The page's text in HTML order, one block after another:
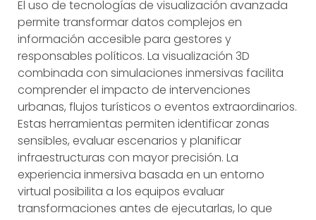
El uso de tecnologías de visualización avanzada
permite transformar datos complejos en
información accesible para gestores y
responsables políticos. La visualización 3D
combinada con simulaciones inmersivas facilita
comprender el impacto de intervenciones
urbanas, flujos turísticos o eventos extraordinarios.
Estas herramientas permiten identificar zonas
sensibles, evaluar escenarios y planificar
infraestructuras con mayor precisión. La
experiencia inmersiva basada en un entorno
virtual posibilita a los equipos evaluar
transformaciones antes de ejecutarlas, lo que